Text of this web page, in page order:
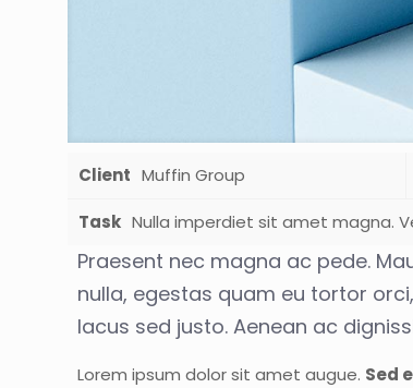
Client Muffin Group
Task Nulla imperdiet sit amet magna.
Praesent nec magna ac pede.
nulla, egestas quam eu tortor
lacus sed justo. Aenean ac
Lorem ipsum dolor sit amet augue. Sed